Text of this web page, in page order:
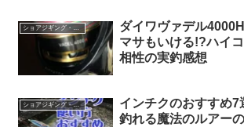
ショアジギング・キャスティング
ダイワヴァデル
マサもいける!?ハイ
相性の実釣感想
ショアジギング・キャスティング
インチクのおすすめ7
釣れる魔法のルアー